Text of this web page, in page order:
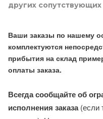
других сопутствующих
Ваши заказы по нашему
комплектуются
прибытия на склад
оплаты заказа.
Всегда сообщайте об
исполнения заказа(если